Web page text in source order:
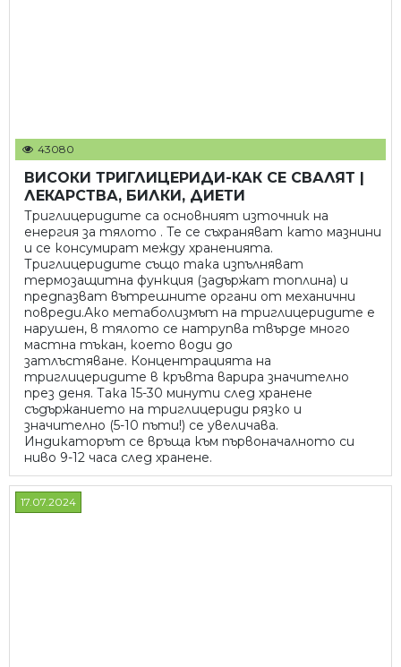
43080
ВИСОКИ ТРИГЛИЦЕРИДИ-КАК СЕ СВАЛЯТ |
ЛЕКАРСТВА, БИЛКИ, ДИЕТИ
Триглицеридите са основният източник на
енергия за тялото . Те се съхраняват като мазнини
и се консумират между храненията.
Триглицеридите също така изпълняват
термозащитна функция (задържат топлина) и
предпазват вътрешните органи от механични
повреди.Ако метаболизмът на триглицеридите е
нарушен, в тялото се натрупва твърде много
мастна тъкан, което води до
затлъстяване. Концентрацията на
триглицеридите в кръвта варира значително
през деня. Така 15-30 минути след хранене
съдържанието на триглицериди рязко и
значително (5-10 пъти!) се увеличава.
Индикаторът се връща към първоначалното си
ниво 9-12 часа след хранене.
17.07.2024